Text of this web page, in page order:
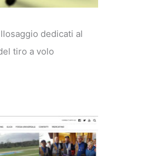
dedicati al
tiro a volo